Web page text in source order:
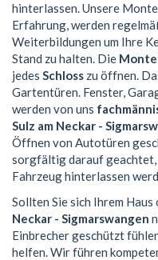
hinterlassen. Unsere
Erfahrung, werden
Weiterbildungen um Ihre
Stand zu halten. Die
jedes Schloss zu öffnen.
Gartentüren. Fenster,
werden von uns
Sulz am Neckar -
Öffnen von Autotüren
sorgfältig darauf geachtet,
Fahrzeug hinterlassen
Sollten Sie sich Ihrem
Neckar - Sigmarswangen
Einbrecher geschützt
helfen. Wir führen